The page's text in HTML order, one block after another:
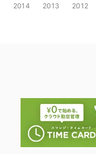
2014 2013 2012